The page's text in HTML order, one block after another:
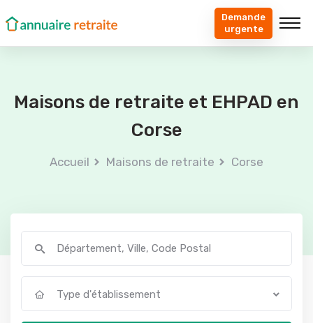
Demande
urgente
Maisons de retraite et EHPAD en
Corse
Accueil Maisons de retraite Corse
Type d'établissement